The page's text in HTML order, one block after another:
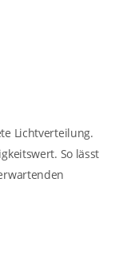
Lichtverteilung.
So lässt